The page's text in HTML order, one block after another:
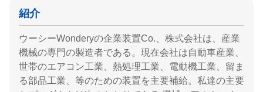
紹介
ウーシーWonderyの企業装置Co.、株式会社は、産業
機械の専門の製造者である。現在会社は自動車産業、
世帯のエアコン工業、熱処理工業、電動機工業、留ま
る部品工業、等のための装置を主要補給。私達の主要